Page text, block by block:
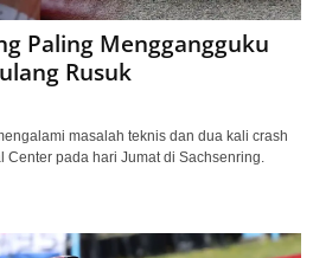
Paling Menggangguku
Rusuk
masalah teknis dan dua kali crash
Center pada hari Jumat di Sachsenring.